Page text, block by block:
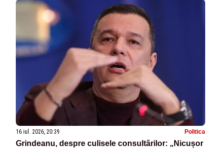
16 iul. 2026, 20:39 Politica
Grindeanu, despre culisele consultărilor: „Nicușor